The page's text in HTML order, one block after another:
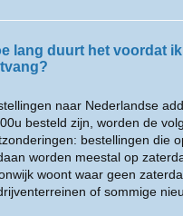
lang duurt het voordat
naar Nederlandse
besteld zijn, worden de
bestellingen die
worden meestal op
woont waar geen
of sommige